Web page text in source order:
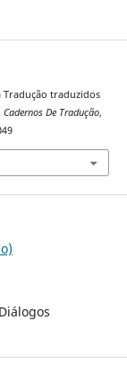
Tradução traduzidos
Cadernos De Tradução,